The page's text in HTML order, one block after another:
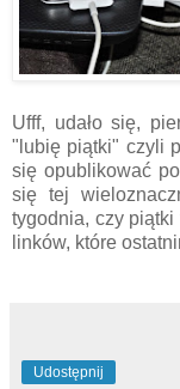
Ufff, udało się,
"lubię piątki" czyli
się opublikować
się tej
tygodnia, czy
linków, które
Udostępnij